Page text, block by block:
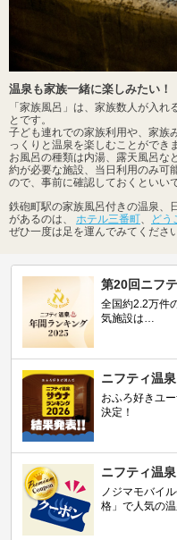
温泉も家族一緒に楽しみたい！
「家族風呂」は、家族数人が入
とです。
子ども連れでの家族利用や、家族
っくりと温泉を楽しむことができ
お風呂の種類は内湯、露天風呂な
約が必要な施設、当日利用のみ可
ので、事前に確認しておくといい
鉄砲町駅の家族風呂付きの温泉、
があるのは、 ホテル三番町、 どう
ぜひ一度は足を運んでみてください
第20回ニフ
全国約2.2万件
気施設は…
ニフティ温
おふろ好きユ
決定！
ニフティ温
ノジマモバイ
格」で人気の